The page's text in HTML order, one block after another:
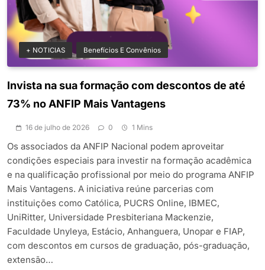
+ NOTICIAS Benefícios E Convênios
Invista na sua formação com descontos de até
73% no ANFIP Mais Vantagens
16 de julho de 2026 0 1 Mins
Os associados da ANFIP Nacional podem aproveitar
condições especiais para investir na formação acadêmica
e na qualificação profissional por meio do programa ANFIP
Mais Vantagens. A iniciativa reúne parcerias com
instituições como Católica, PUCRS Online, IBMEC,
UniRitter, Universidade Presbiteriana Mackenzie,
Faculdade Unyleya, Estácio, Anhanguera, Unopar e FIAP,
com descontos em cursos de graduação, pós-graduação,
extensão…